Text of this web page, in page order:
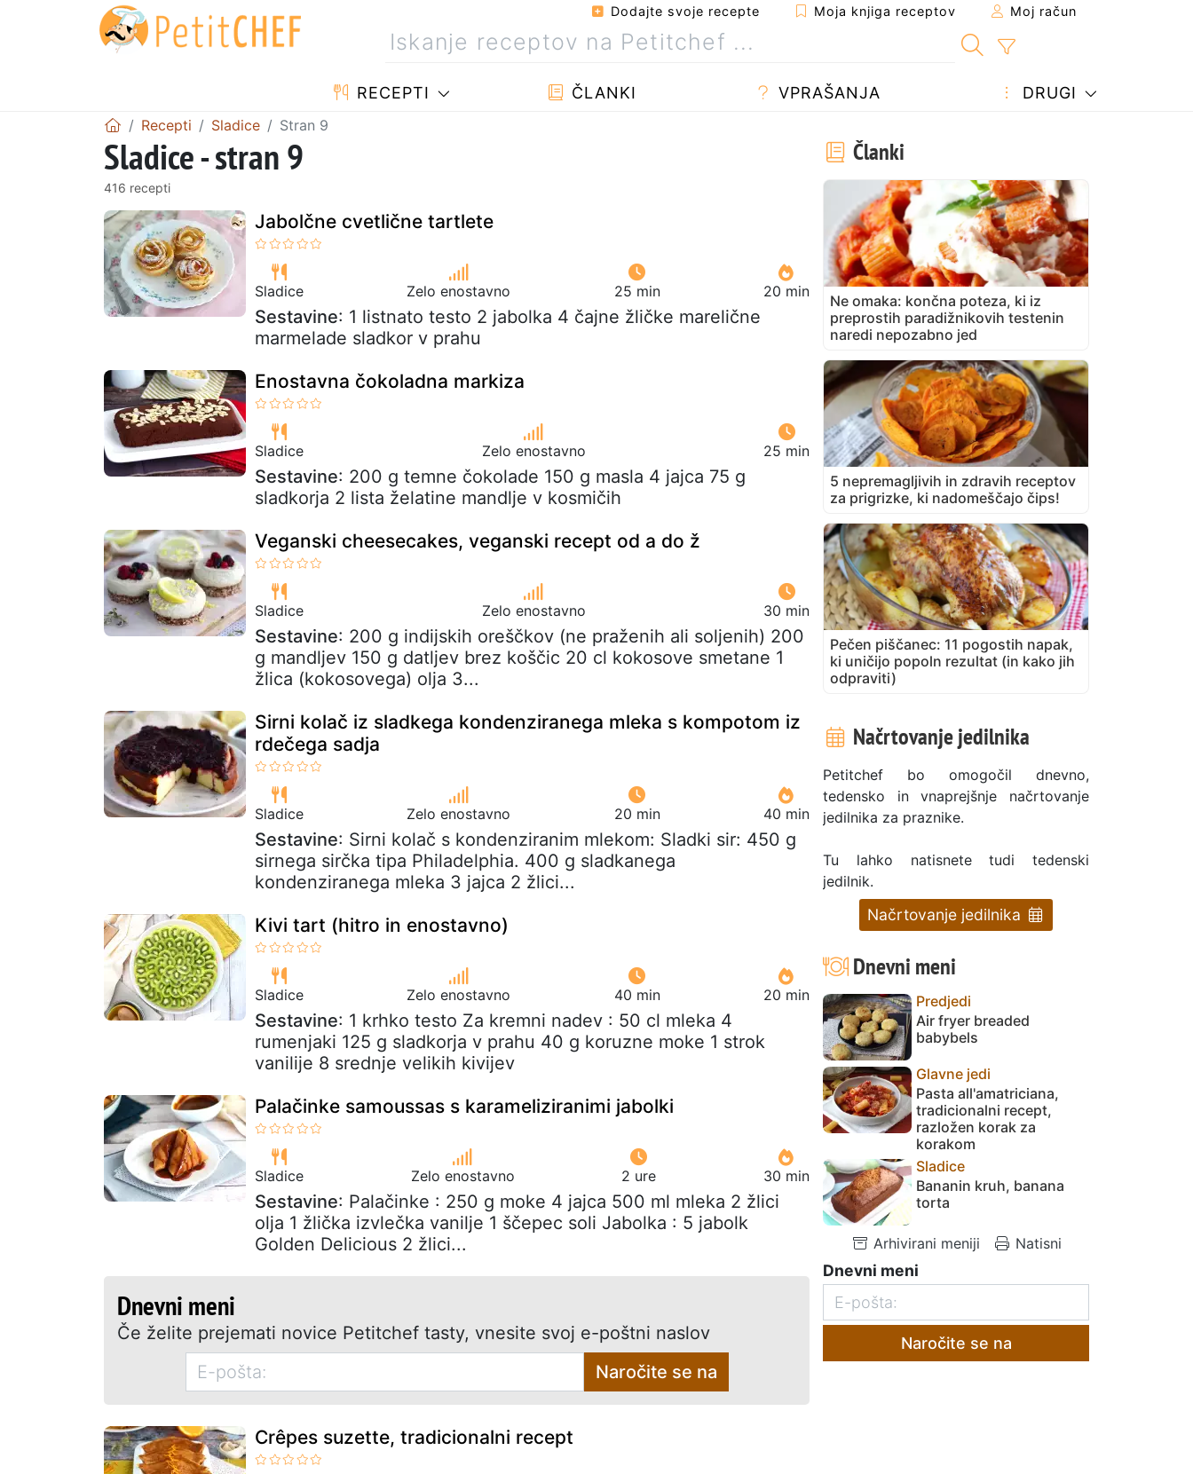
Dodajte svoje recepte Moja knjiga receptov Moj račun
RECEPTI ČLANKI VPRAŠANJA DRUGI
Recepti Sladice Stran 9
Sladice - stran 9
416 recepti
Jabolčne cvetlične tartlete
Sladice Zelo enostavno 25 min 20 min
Sestavine: 1 listnato testo 2 jabolka 4 čajne žličke marelične
marmelade sladkor v prahu
Enostavna čokoladna markiza
Sladice Zelo enostavno 25 min
Sestavine: 200 g temne čokolade 150 g masla 4 jajca 75 g
sladkorja 2 lista želatine mandlje v kosmičih
Veganski cheesecakes, veganski recept od a do ž
Sladice Zelo enostavno 30 min
Sestavine: 200 g indijskih oreščkov (ne praženih ali soljenih) 200
g mandljev 150 g datljev brez koščic 20 cl kokosove smetane 1
žlica (kokosovega) olja 3...
Sirni kolač iz sladkega kondenziranega mleka s kompotom iz
rdečega sadja
Sladice Zelo enostavno 20 min 40 min
Sestavine: Sirni kolač s kondenziranim mlekom: Sladki sir: 450 g
sirnega sirčka tipa Philadelphia. 400 g sladkanega
kondenziranega mleka 3 jajca 2 žlici...
Kivi tart (hitro in enostavno)
Sladice Zelo enostavno 40 min 20 min
Sestavine: 1 krhko testo Za kremni nadev : 50 cl mleka 4
rumenjaki 125 g sladkorja v prahu 40 g koruzne moke 1 strok
vanilije 8 srednje velikih kivijev
Palačinke samoussas s karameliziranimi jabolki
Sladice Zelo enostavno 2 ure 30 min
Sestavine: Palačinke : 250 g moke 4 jajca 500 ml mleka 2 žlici
olja 1 žlička izvlečka vanilje 1 ščepec soli Jabolka : 5 jabolk
Golden Delicious 2 žlici...
Dnevni meni
Če želite prejemati novice Petitchef tasty, vnesite svoj e-poštni naslov
Naročite se na
Crêpes suzette, tradicionalni recept
Članki
Ne omaka: končna poteza, ki iz
preprostih paradižnikovih testenin
naredi nepozabno jed
5 nepremagljivih in zdravih receptov
za prigrizke, ki nadomeščajo čips!
Pečen piščanec: 11 pogostih napak,
ki uničijo popoln rezultat (in kako jih
odpraviti)
Načrtovanje jedilnika
Petitchef bo omogočil dnevno,
tedensko in vnaprejšnje načrtovanje
jedilnika za praznike.
Tu lahko natisnete tudi tedenski
jedilnik.
Načrtovanje jedilnika
Dnevni meni
Predjedi
Air fryer breaded
babybels
Glavne jedi
Pasta all'amatriciana,
tradicionalni recept,
razložen korak za
korakom
Sladice
Bananin kruh, banana
torta
Arhivirani meniji Natisni
Dnevni meni
Naročite se na